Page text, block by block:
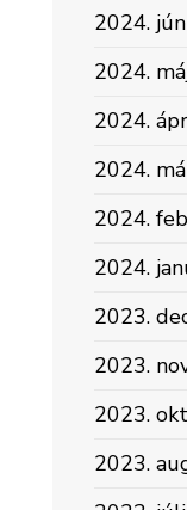
2024.
2024.
2024.
2024.
2024.
2024.
2023.
2023.
2023.
2023.